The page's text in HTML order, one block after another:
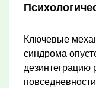
Ключевые
синдрома
дезинтеграцию